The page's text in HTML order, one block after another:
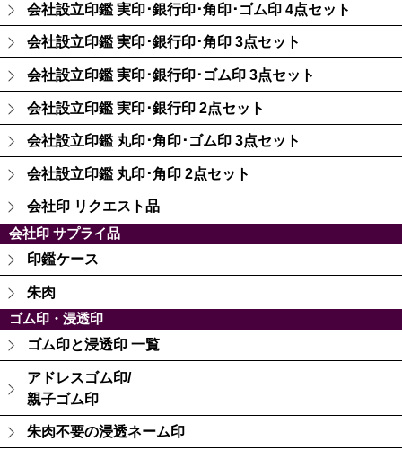
会社設立印鑑 実印･銀行印･角印･ゴム印 4点セット
会社設立印鑑 実印･銀行印･角印 3点セット
会社設立印鑑 実印･銀行印･ゴム印 3点セット
会社設立印鑑 実印･銀行印 2点セット
会社設立印鑑 丸印･角印･ゴム印 3点セット
会社設立印鑑 丸印･角印 2点セット
会社印 リクエスト品
会社印 サプライ品
印鑑ケース
朱肉
ゴム印・浸透印
ゴム印と浸透印 一覧
アドレスゴム印/
親子ゴム印
朱肉不要の浸透ネーム印